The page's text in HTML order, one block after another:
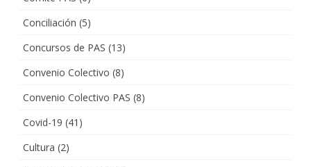
Conciliación (5)
Concursos de PAS (13)
Convenio Colectivo (8)
Convenio Colectivo PAS (8)
Covid-19 (41)
Cultura (2)